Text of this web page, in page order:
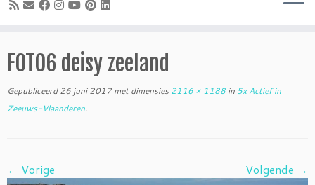
FOTO6 deisy zeeland
Gepubliceerd 26 juni 2017met dimensies 2116 × 1188 in 5x Actief in
Zeeuws-Vlaanderen.
← Vorige Volgende →